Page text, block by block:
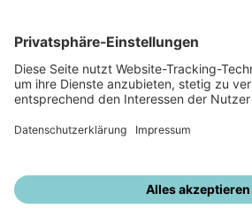
Unsere weiteren Angebote
IBC SOLAR Webseite